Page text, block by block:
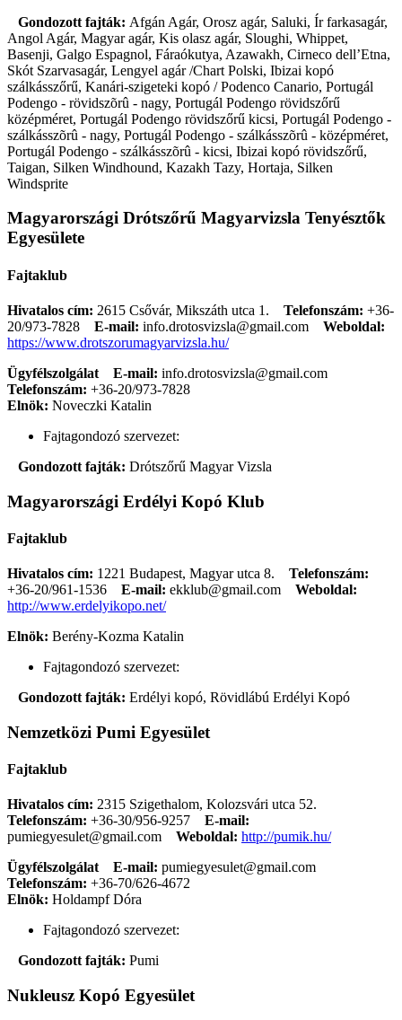
Gondozott fajták: Afgán Agár, Orosz agár, Saluki, Ír farkasagár,
Angol Agár, Magyar agár, Kis olasz agár, Sloughi, Whippet,
Basenji, Galgo Espagnol, Fáraókutya, Azawakh, Cirneco dell’Etna,
Skót Szarvasagár, Lengyel agár /Chart Polski, Ibizai kopó
szálkásszőrű, Kanári-szigeteki kopó / Podenco Canario, Portugál
Podengo - rövidszõrû - nagy, Portugál Podengo rövidszőrű
középméret, Portugál Podengo rövidszőrű kicsi, Portugál Podengo -
szálkásszõrû - nagy, Portugál Podengo - szálkásszõrû - középméret,
Portugál Podengo - szálkásszõrû - kicsi, Ibizai kopó rövidszőrű,
Taigan, Silken Windhound, Kazakh Tazy, Hortaja, Silken
Windsprite
Magyarországi Drótszőrű Magyarvizsla Tenyésztők
Egyesülete
Fajtaklub
Hivatalos cím: 2615 Csővár, Mikszáth utca 1. Telefonszám: +36-
20/973-7828
E-mail: info.drotosvizsla@gmail.com
Weboldal:
https://www.drotszorumagyarvizsla.hu/
Ügyfélszolgálat
E-mail: info.drotosvizsla@gmail.com
Telefonszám: +36-20/973-7828
Elnök: Noveczki Katalin
Fajtagondozó szervezet:
Gondozott fajták: Drótszőrű Magyar Vizsla
Magyarországi Erdélyi Kopó Klub
Fajtaklub
Hivatalos cím: 1221 Budapest, Magyar utca 8. Telefonszám:
+36-20/961-1536
E-mail: ekklub@gmail.com
Weboldal:
http://www.erdelyikopo.net/
Elnök: Berény-Kozma Katalin
Fajtagondozó szervezet:
Gondozott fajták: Erdélyi kopó, Rövidlábú Erdélyi Kopó
Nemzetközi Pumi Egyesület
Fajtaklub
Hivatalos cím: 2315 Szigethalom, Kolozsvári utca 52.
Telefonszám: +36-30/956-9257
E-mail:
pumiegyesulet@gmail.com
Weboldal: http://pumik.hu/
Ügyfélszolgálat
E-mail: pumiegyesulet@gmail.com
Telefonszám: +36-70/626-4672
Elnök: Holdampf Dóra
Fajtagondozó szervezet:
Gondozott fajták: Pumi
Nukleusz Kopó Egyesület